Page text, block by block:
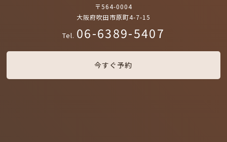
〒564-0004
大阪府吹田市原町4-7-15
Tel. 06-6389-5407
今すぐ予約